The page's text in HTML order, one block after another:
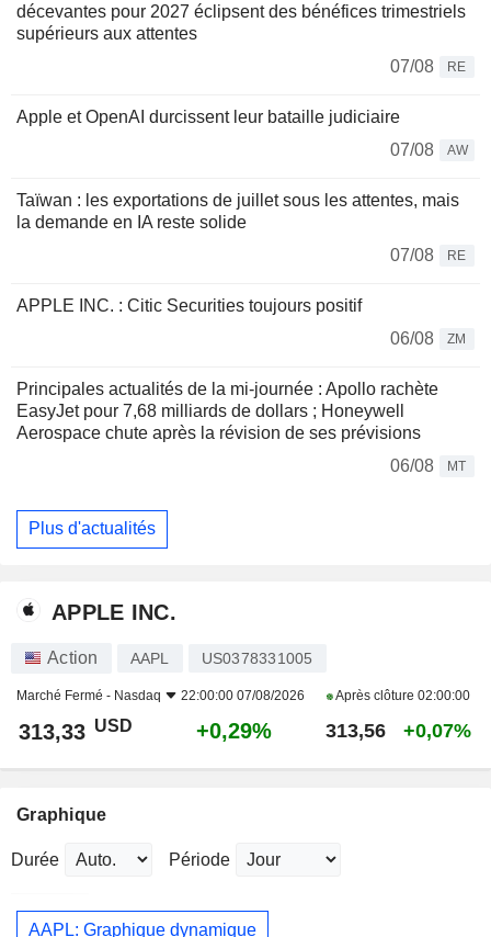
décevantes pour 2027 éclipsent des bénéfices trimestriels
supérieurs aux attentes
07/08
RE
Apple et OpenAI durcissent leur bataille judiciaire
07/08
AW
Taïwan : les exportations de juillet sous les attentes, mais
la demande en IA reste solide
07/08
RE
APPLE INC. : Citic Securities toujours positif
06/08
ZM
Principales actualités de la mi-journée : Apollo rachète
EasyJet pour 7,68 milliards de dollars ; Honeywell
Aerospace chute après la révision de ses prévisions
06/08
MT
Plus d'actualités
APPLE INC.
Action AAPL US0378331005
Marché Fermé - Nasdaq 22:00:00 07/08/2026 Après clôture 02:00:00
313,33 USD +0,29% 313,56 +0,07%
Graphique
Durée Période
AAPL: Graphique dynamique